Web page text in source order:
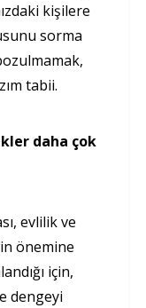
kişilere
sorma
tabii.
daha çok
evlilik ve
önemine
için,
dengeyi